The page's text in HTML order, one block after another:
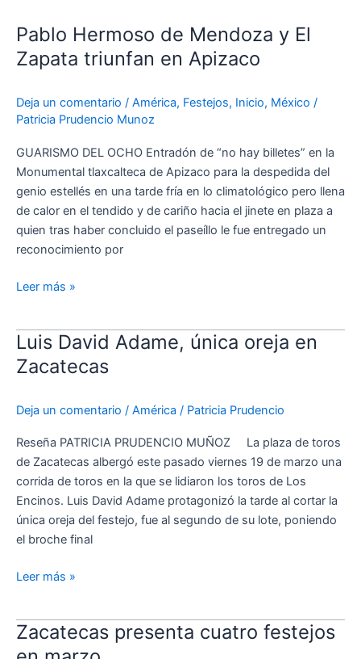
Pablo Hermoso de Mendoza y El
Zapata triunfan en Apizaco
Deja un comentario / América, Festejos, Inicio, México /
Patricia Prudencio Munoz
GUARISMO DEL OCHO Entradón de “no hay billetes” en la
Monumental tlaxcalteca de Apizaco para la despedida del
genio estellés en una tarde fría en lo climatológico pero llena
de calor en el tendido y de cariño hacia el jinete en plaza a
quien tras haber concluido el paseíllo le fue entregado un
reconocimiento por
de
Mendoza
Zapata
en
Apizaco
Leer más »
Luis David Adame, única oreja en
Zacatecas
Deja un comentario / América / Patricia Prudencio
Reseña PATRICIA PRUDENCIO MUÑOZ La plaza de toros
de Zacatecas albergó este pasado viernes 19 de marzo una
corrida de toros en la que se lidiaron los toros de Los
Encinos. Luis David Adame protagonizó la tarde al cortar la
única oreja del festejo, fue al segundo de su lote, poniendo
el broche final
Luis
David
Adame,
oreja
en
Zacatecas
Leer más »
Zacatecas presenta cuatro festejos
Zacatecas